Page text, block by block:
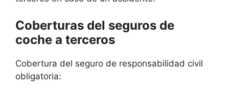
Coberturas del seguros de
coche a terceros
Cobertura del seguro de responsabilidad civil
obligatoria: